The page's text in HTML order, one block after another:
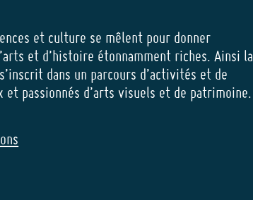
et culture se mêlent pour donner
et d’histoire étonnamment riches. Ainsi la
dans un parcours d’activités et de
passionnés d’arts visuels et de patrimoine.